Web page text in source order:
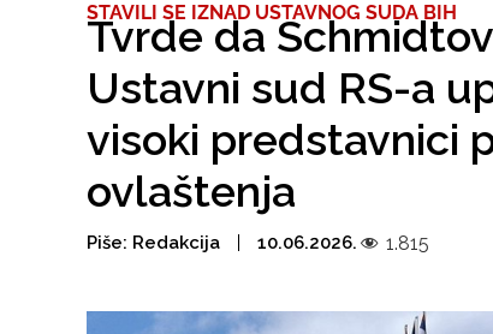
STAVILI SE IZNAD USTAVNOG SUDA BIH
Tvrde da
Ustavni sud RS-a
visoki predstavnici
ovlaštenja
Piše: Redakcija 10.06.2026. 1.815